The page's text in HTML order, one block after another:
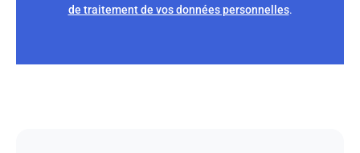
de traitement de vos données personnelles.